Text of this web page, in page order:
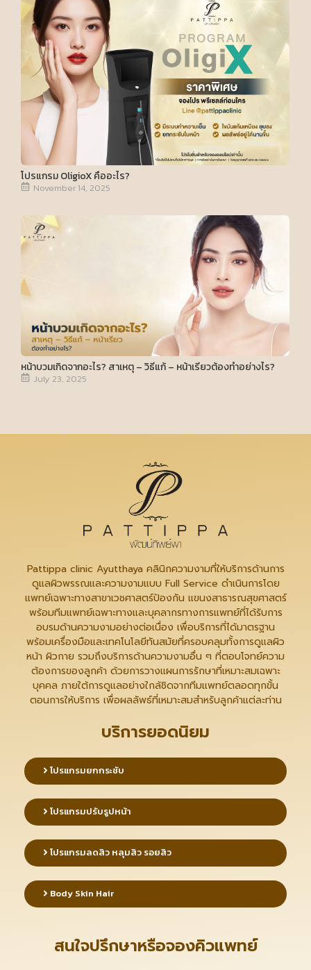
โปรแกรม OligioX คืออะไร?
November 14, 2025
หน้าบวมเกิดจากอะไร? สาเหตุ – วิธีแก้ – หน้าเรียวต้องทำอย่างไร?
July 23, 2025
Pattippa clinic Ayutthaya คลินิกความงามที่ให้บริการด้านการ
ดูแลผิวพรรณและความงามแบบ Full Service ดำเนินการโดย
แพทย์เฉพาะทางสาขาเวชศาสตร์ป้องกัน แขนงสาธารณสุขศาสตร์
พร้อมทีมแพทย์เฉพาะทางและบุคลากรทางการแพทย์ที่ได้รับการ
อบรมด้านความงามอย่างต่อเนื่อง เพื่อบริการที่ได้มาตรฐาน
พร้อมเครื่องมือและเทคโนโลยีทันสมัยที่ครอบคลุมทั้งการดูแลผิว
หน้า ผิวกาย รวมถึงบริการด้านความงามอื่น ๆ ที่ตอบโจทย์ความ
ต้องการของลูกค้า ด้วยการวางแผนการรักษาที่เหมาะสมเฉพาะ
บุคคล ภายใต้การดูแลอย่างใกล้ชิดจากทีมแพทย์ตลอดทุกขั้น
ตอนการให้บริการ เพื่อผลลัพธ์ที่เหมาะสมสำหรับลูกค้าแต่ละท่าน
บริการยอดนิยม
โปรแกรมยกกระชับ
โปรแกรมปรับรูปหน้า
โปรแกรมลดสิว หลุมสิว รอยสิว
Body Skin Hair
​สนใจปรึกษาหรือจองคิวแพทย์